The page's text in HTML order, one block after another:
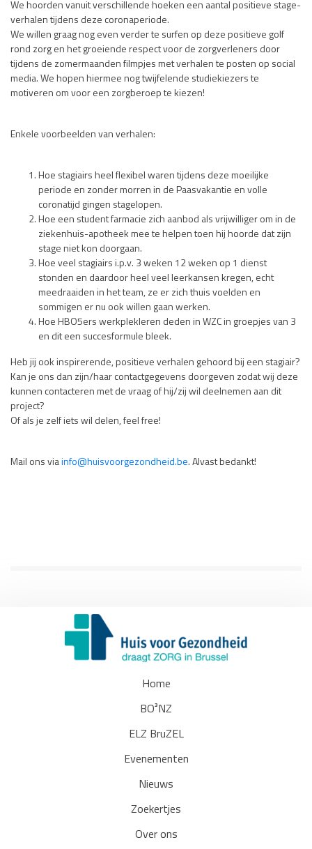
We hoorden vanuit verschillende hoeken een aantal positieve stage-
verhalen tijdens deze coronaperiode.
We willen graag nog even verder te surfen op deze positieve golf
rond zorg en het groeiende respect voor de zorgverleners door
tijdens de zomermaanden filmpjes met verhalen te posten op social
media. We hopen hiermee nog twijfelende studiekiezers te
motiveren om voor een zorgberoep te kiezen!
Enkele voorbeelden van verhalen:
Hoe stagiairs heel flexibel waren tijdens deze moeilijke
periode en zonder morren in de Paasvakantie en volle
coronatijd gingen stagelopen.
Hoe een student farmacie zich aanbod als vrijwilliger om in de
ziekenhuis-apotheek mee te helpen toen hij hoorde dat zijn
stage niet kon doorgaan.
Hoe veel stagiairs i.p.v. 3 weken 12 weken op 1 dienst
stonden en daardoor heel veel leerkansen kregen, echt
meedraaiden in het team, ze er zich thuis voelden en
sommigen er nu ook willen gaan werken.
Hoe HBO5ers werkplekleren deden in WZC in groepjes van 3
en dit een succesformule bleek.
Heb jij ook inspirerende, positieve verhalen gehoord bij een stagiair?
Kan je ons dan zijn/haar contactgegevens doorgeven zodat wij deze
kunnen contacteren met de vraag of hij/zij wil deelnemen aan dit
project?
Of als je zelf iets wil delen, feel free!
Mail ons via info@huisvoorgezondheid.be. Alvast bedankt!
Home
BO³NZ
ELZ BruZEL
Evenementen
Nieuws
Zoekertjes
Over ons